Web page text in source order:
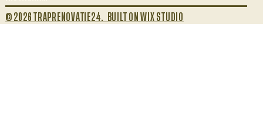
© 2026 TRAPRENOVATIE24. BUILT ON WIX STUDIO